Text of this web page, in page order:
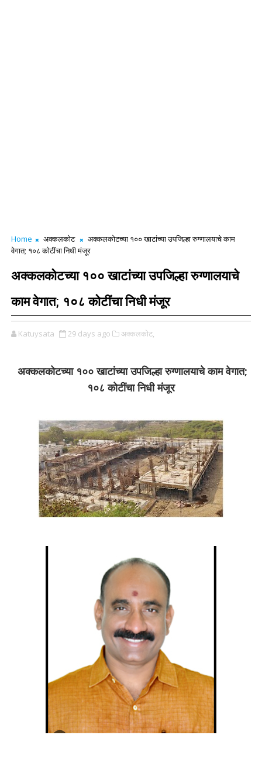
Home अक्कलकोट
अक्कलकोटच्या १०० खाटांच्या उपजिल्हा रुग्णालयाचे काम
वेगात; १०८ कोटींचा निधी मंजूर
अक्कलकोटच्या १०० खाटांच्या उपजिल्हा रुग्णालयाचे
काम वेगात; १०८ कोटींचा निधी मंजूर
Katuysata 29 days ago अक्कलकोट,
अक्कलकोटच्या १०० खाटांच्या उपजिल्हा रुग्णालयाचे काम वेगात;
१०८ कोटींचा निधी मंजूर